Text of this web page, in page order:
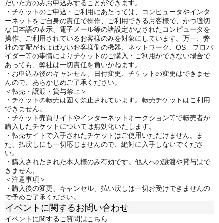
だいた方のみお申込みすることができます。
・チケットのご申込・ご利用にあたっては、コンピュータやインタ
ーネットをご自身の責任で操作、ご利用できるお客様で、かつ適切
な日本語の表示、電子メール等の諸設定がなされたコンピュータを
操作、ご利用されているお客様のみを対象にしています。万一、弊
社の支配がおよばないお客様側の機器、ネットワーク、OS、プロバ
イダー等の事情によりチケットのご購入・ご利用ができない場合で
あっても、弊社は一切責任を負いかねます。
・お申込み後のキャンセル、日付変更、チケットの変更はできませ
んので、あらかじめご了承ください。
＜転売・譲渡・貸与禁止＞
・チケットの転売は固く禁止されています。転売チケットはご利用
できません。
・チケット売買サイトやインターネットオークション等で転売者が
購入したチケットについては無効化いたします。
・転売サイトで入手されたチケットはご使用いただけません。ま
た、払戻しにも一切応じませんので、絶対に入手しないでくださ
い。
・購入されたされた本人様のみ有効です。他人への譲渡や貸与はで
きません。
＜注意事項＞
・購入後の変更、キャンセル、払い戻しは一切お受けできませんの
で予めご了承ください。
イベントに関するお問い合わせ
イベントに関するご質問はこちら